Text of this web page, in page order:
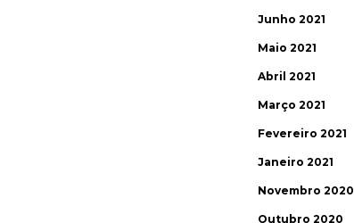
Junho 2021
Maio 2021
Abril 2021
Março 2021
Fevereiro 2021
Janeiro 2021
Novembro 2020
Outubro 2020